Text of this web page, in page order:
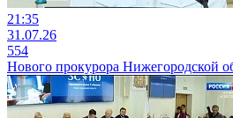
21:35
31.07.26
554
Нового прокурора Нижегородской